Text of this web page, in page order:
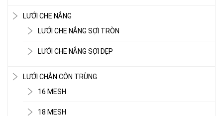
LƯỚI CHE NẮNG
LƯỚI CHE NẮNG SỢI TRÒN
LƯỚI CHE NẮNG SỢI DẸP
LƯỚI CHẮN CÔN TRÙNG
16 MESH
18 MESH